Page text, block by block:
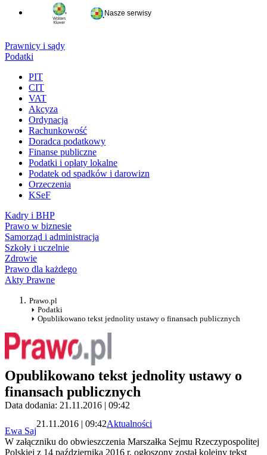
Nasze serwisy
Prawnicy i sądy
Podatki
PIT
CIT
VAT
Akcyza
Ordynacja
Rachunkowość
Doradca podatkowy
Finanse publiczne
Podatki i opłaty lokalne
Podatek od spadków i darowizn
Orzeczenia
KSeF
Kadry i BHP
Prawo w biznesie
Samorząd i administracja
Szkoły i uczelnie
Zdrowie
Prawo dla każdego
Akty Prawne
Prawo.pl
Podatki
Opublikowano tekst jednolity ustawy o finansach publicznych
Opublikowano tekst jednolity ustawy o
finansach publicznych
Data dodania: 21.11.2016 | 09:42
Ewa Saj
21.11.2016 | 09:42Aktualności
W załączniku do obwieszczenia Marszałka Sejmu Rzeczypospolitej
Polskiej z 14 października 2016 r. ogłoszony został kolejny tekst